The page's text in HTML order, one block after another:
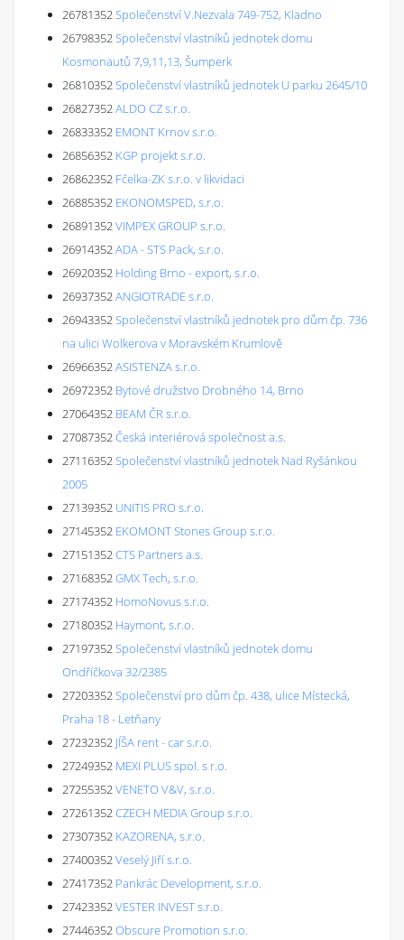
26781352Společenství V.Nezvala 749-752, Kladno
26798352Společenství vlastníků jednotek domu
Kosmonautů 7,9,11,13, Šumperk
26810352Společenství vlastníků jednotek U parku 2645/10
26827352ALDO CZ s.r.o.
26833352 EMONT Krnov s.r.o.
26856352 KGP projekt s.r.o.
26862352 Fčelka-ZK s.r.o. v likvidaci
26885352 EKONOMSPED, s.r.o.
26891352VIMPEX GROUP s.r.o.
26914352ADA - STS Pack, s.r.o.
26920352 Holding Brno - export, s.r.o.
26937352ANGIOTRADE s.r.o.
26943352Společenství vlastníků jednotek pro dům čp. 736
na ulici Wolkerova v Moravském Krumlově
26966352ASISTENZA s.r.o.
26972352 Bytové družstvo Drobného 14, Brno
27064352 BEAM ČR s.r.o.
27087352Česká interiérová společnost a.s.
27116352Společenství vlastníků jednotek Nad Ryšánkou
2005
27139352 UNITIS PRO s.r.o.
27145352 EKOMONT Stones Group s.r.o.
27151352CTS Partners a.s.
27168352GMX Tech, s.r.o.
27174352 HomoNovus s.r.o.
27180352 Haymont, s.r.o.
27197352Společenství vlastníků jednotek domu
Ondříčkova 32/2385
27203352Společenství pro dům čp. 438, ulice Místecká,
Praha 18 - Letňany
27232352 JÍŠA rent - car s.r.o.
27249352 MEXI PLUS spol. s r.o.
27255352VENETO V&V, s.r.o.
27261352CZECH MEDIA Group s.r.o.
27307352 KAZORENA, s.r.o.
27400352Veselý Jiří s.r.o.
27417352 Pankrác Development, s.r.o.
27423352VESTER INVEST s.r.o.
27446352Obscure Promotion s.r.o.